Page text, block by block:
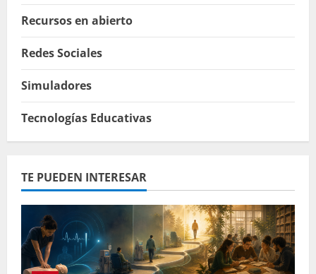
Recursos en abierto
Redes Sociales
Simuladores
Tecnologías Educativas
TE PUEDEN INTERESAR